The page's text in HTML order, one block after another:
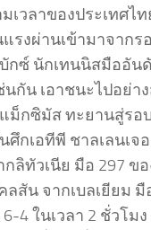
มเวลาของประเทศ
รงผ่านเข้ามาจากร
กซ์ นักเทนนิสมืออัน
นกัน เอาชนะไปอย่า
มัส ทะยานสู่รอบชิ
ศึกเอทีพี ชาลเลนเ
กลิทัวเนีย มือ 297 ข
สัน จากเบลเยียม มื
4 ในเวลา 2 ชั่วโ